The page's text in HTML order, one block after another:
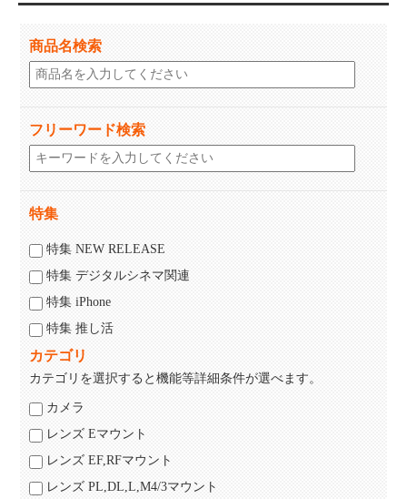
商品名検索
フリーワード検索
特集
特集 NEW RELEASE
特集 デジタルシネマ関連
特集 iPhone
特集 推し活
カテゴリ
カテゴリを選択すると機能等詳細条件が選べます。
カメラ
レンズ Eマウント
レンズ EF,RFマウント
レンズ PL,DL,L,M4/3マウント